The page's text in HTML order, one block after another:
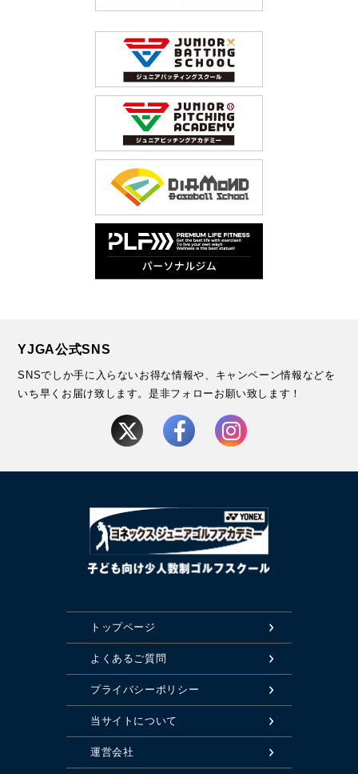
YJGA公式SNS
SNSでしか手に入らないお得な情報や、キャンペーン情報などを
いち早くお届け致します。是非フォローお願い致します！
トップページ
よくあるご質問
プライバシーポリシー
当サイトについて
運営会社